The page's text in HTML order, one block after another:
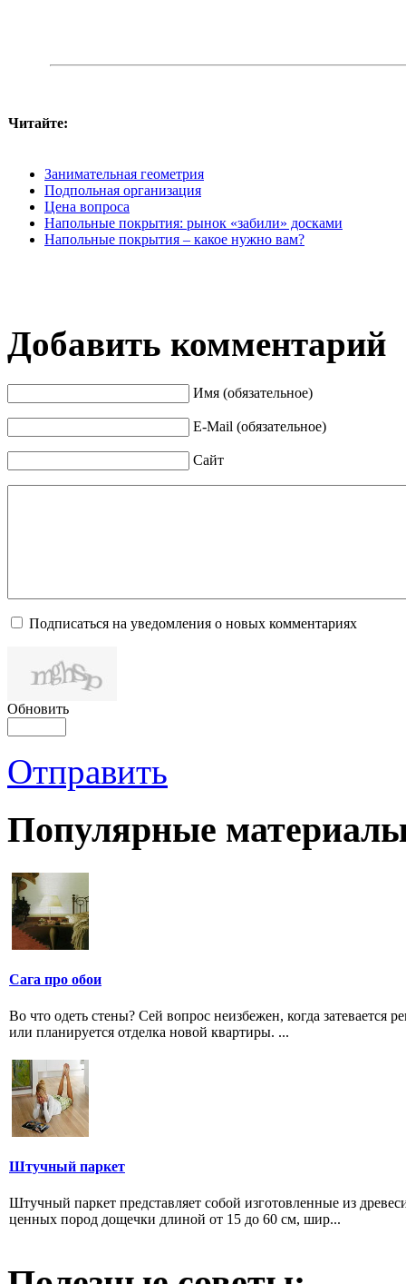
Читайте:
Занимательная геометрия
Подпольная организация
Цена вопроса
Напольные покрытия: рынок «забили» досками
Напольные покрытия – какое нужно вам?
Добавить комментарий
Имя (обязательное)
E-Mail (обязательное)
Сайт
Подписаться на уведомления о новых комментариях
Обновить
Отправить
Популярные
Сага про обои
Во что одеть стены? Сей вопрос неизбежен, когда затевается
или планируется отделка новой квартиры. ...
Штучный паркет
Штучный паркет представляет собой изготовленные из
ценных пород дощечки длиной от 15 до 60 см, шир...